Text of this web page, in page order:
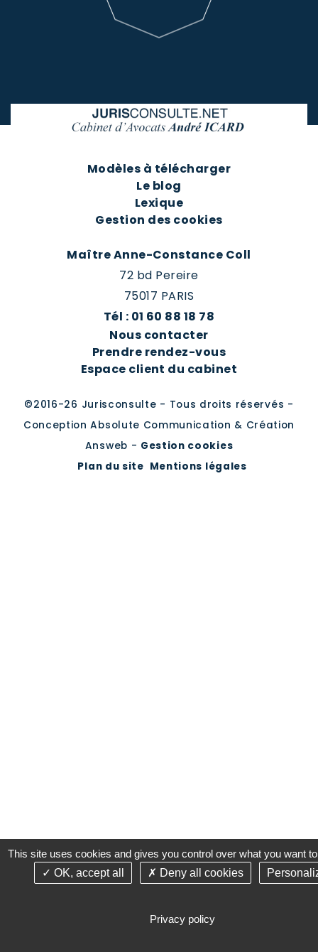
Modèles à télécharger
Le blog
Lexique
Gestion des cookies
Maître Anne-Constance Coll
72 bd Pereire
75017 PARIS
Tél : 01 60 88 18 78
Nous contacter
Prendre rendez-vous
Espace client du cabinet
©2016-26 Jurisconsulte - Tous droits réservés -
Conception Absolute Communication & Création
Answeb - Gestion cookies
Plan du site Mentions légales
This site uses cookies and gives you control over what you want
OK, accept all
Deny all cookies
Privacy policy